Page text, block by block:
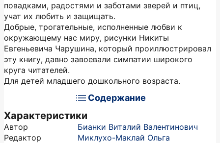
повадками, радостями и заботами зверей и птиц,
учат их любить и защищать.
Добрые, трогательные, исполненные любви к
окружающему нас миру, рисунки Никиты
Евгеньевича Чарушина, который проиллюстрировал
эту книгу, давно завоевали симпатии широкого
круга читателей.
Для детей младшего дошкольного возраста.
Содержание
Характеристики
Автор
Бианки Виталий Валентинович
Редактор
Миклухо-Маклай Ольга